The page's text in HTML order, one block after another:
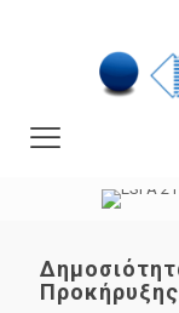
Προκήρυξης